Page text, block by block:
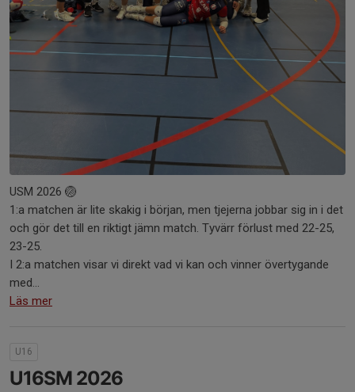
USM 2026 🏐
1:a matchen är lite skakig i början, men tjejerna jobbar sig in i det
och gör det till en riktigt jämn match. Tyvärr förlust med 22-25,
23-25.
I 2:a matchen visar vi direkt vad vi kan och vinner övertygande
med...
Läs mer
U16
U16SM 2026